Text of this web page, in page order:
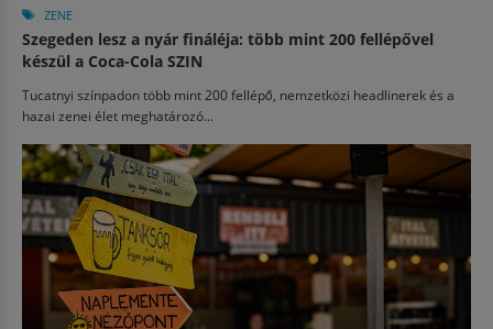
ZENE
Szegeden lesz a nyár fináléja: több mint 200 fellépővel
készül a Coca-Cola SZIN
Tucatnyi színpadon több mint 200 fellépő, nemzetközi headlinerek és a
hazai zenei élet meghatározó...